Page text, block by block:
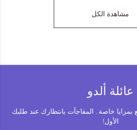
مشاهدة الكل
عائلة ألدو
بمزايا خاصة . المفاجآت بانتظارك عند طلبك
الأول!